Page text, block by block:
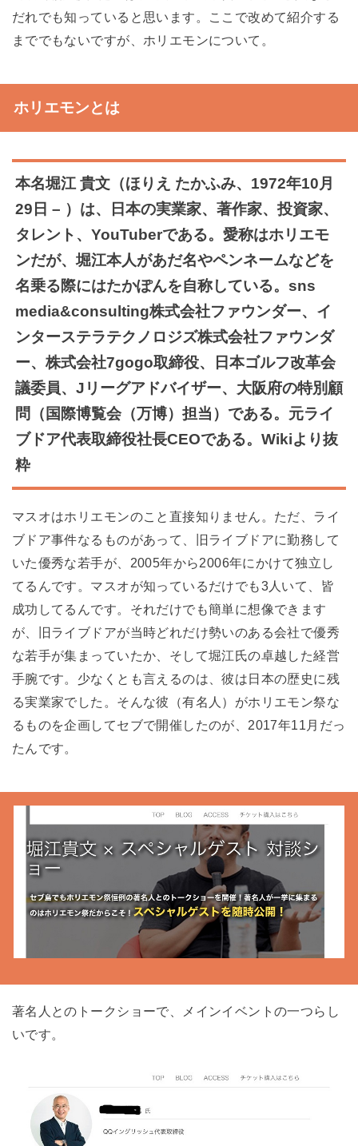
だれでも知っていると思います。ここで改めて紹介する
まででもないですが、ホリエモンについて。
ホリエモンとは
本名堀江 貴文（ほりえ たかふみ、1972年10月
29日 – ）は、日本の実業家、著作家、投資家、
タレント、YouTuberである。愛称はホリエモ
ンだが、堀江本人があだ名やペンネームなどを
名乗る際にはたかぽんを自称している。sns
media&consulting株式会社ファウンダー、イ
ンターステラテクノロジズ株式会社ファウンダ
ー、株式会社7gogo取締役、日本ゴルフ改革会
議委員、Jリーグアドバイザー、大阪府の特別顧
問（国際博覧会（万博）担当）である。元ライ
ブドア代表取締役社長CEOである。Wikiより抜
粋
マスオはホリエモンのこと直接知りません。ただ、ライ
ブドア事件なるものがあって、旧ライブドアに勤務して
いた優秀な若手が、2005年から2006年にかけて独立し
てるんです。マスオが知っているだけでも3人いて、皆
成功してるんです。それだけでも簡単に想像できます
が、旧ライブドアが当時どれだけ勢いのある会社で優秀
な若手が集まっていたか、そして堀江氏の卓越した経営
手腕です。少なくとも言えるのは、彼は日本の歴史に残
る実業家でした。そんな彼（有名人）がホリエモン祭な
るものを企画してセブで開催したのが、2017年11月だっ
たんです。
著名人とのトークショーで、メインイベントの一つらし
いです。